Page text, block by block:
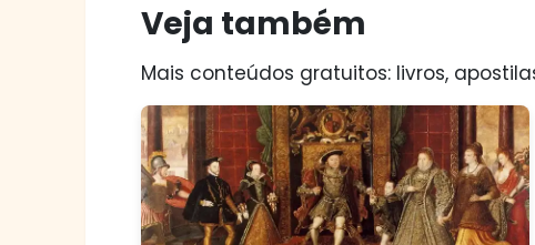
Veja também
Mais conteúdos gratuitos: livros,